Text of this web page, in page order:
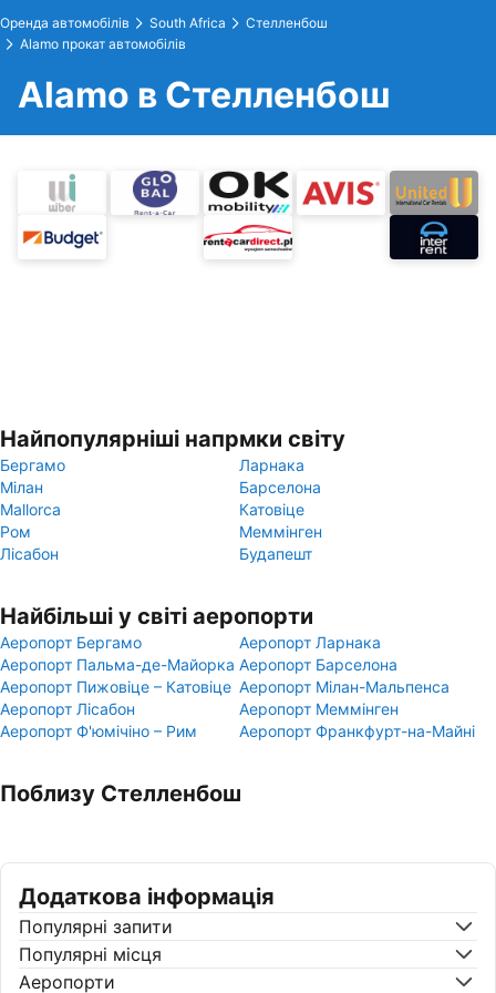
Оренда автомобілів South Africa
Стелленбош
Alamo прокат автомобілів
Alamo в Стелленбош
Найпопулярніші напрмки світу
Бергамо
Ларнака
Мілан
Барселона
Mallorca
Катовіце
Ром
Меммінген
Лісабон
Будапешт
Найбільші у світі аеропорти
Аеропорт Бергамо
Аеропорт Ларнака
Аеропорт Пальма-де-Майорка Аеропорт Барселона
Аеропорт Пижовіце – Катовіце Аеропорт Мілан-Мальпенса
Аеропорт Лісабон
Аеропорт Меммінген
Аеропорт Ф'юмічіно – Рим
Аеропорт Франкфурт-на-Майні
Поблизу Стелленбош
Додаткова інформація
Популярні запити
Популярні місця
Аеропорти